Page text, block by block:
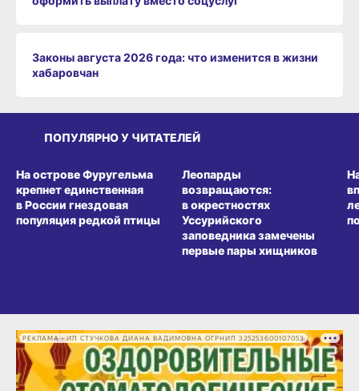
Законы августа 2026 года: что изменится в жизни
хабаровчан
ПОПУЛЯРНО У ЧИТАТЕЛЕЙ
На острове Фуругельма
крепнет единственная
в России гнездовая
популяция редкой птицы
Леопарды
возвращаются:
в окрестностях
Уссурийского
заповедника замечены
первые пары хищников
РЕКЛАМА • ИП СТУЧКОВА ДИАНА ВАДИМОВНА ОГРНИП 325253600107053